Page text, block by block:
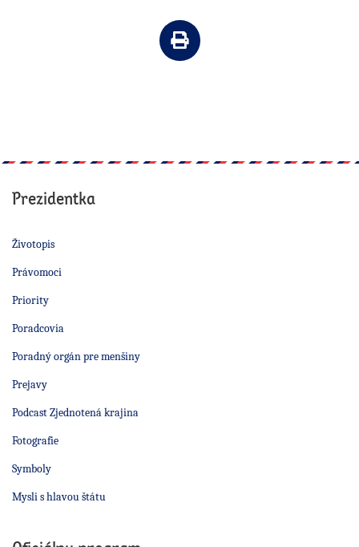
Vytlačiť článok
Prezidentka
Životopis
Právomoci
Priority
Poradcovia
Poradný orgán pre menšiny
Prejavy
Podcast Zjednotená krajina
Fotografie
Symboly
Mysli s hlavou štátu